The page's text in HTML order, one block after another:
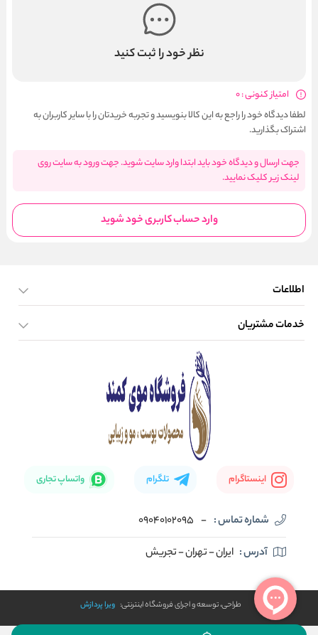
نظر خود را ثبت کنید
امتیاز کنونی : 0
لطفا دیدگاه خود را راجع به این کالا بنویسید و تجربه خریدتان را با سایر کاربران به
اشتراک بگذارید.
جهت ارسال و دیدگاه خود باید ابتدا وارد سایت شوید. جهت ورود به سایت روی
لینک زیر کلیک نمایید.
وارد حساب کاربری خود شوید
اطلاعات
صفحه اصلی
خدمات مشتریان
اینستاگرام تلگرام واتساپ تجاری
شماره تماس : -
09040102095
آدرس : ایران - تهران - تجریش
طراحی، توسعه و اجرای فروشگاه اینترنتی: ویرا پردازش